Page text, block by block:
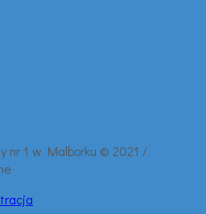
nr 1 w Malborku © 2021 /